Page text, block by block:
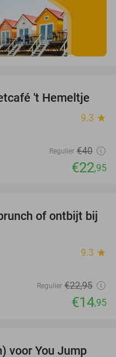
43%
't Hemeltje
9.3 star
Regulier €40
€22,95
35%
of ontbijt bij
9.3 star
Regulier €22,95
€14,95
voor You Jump